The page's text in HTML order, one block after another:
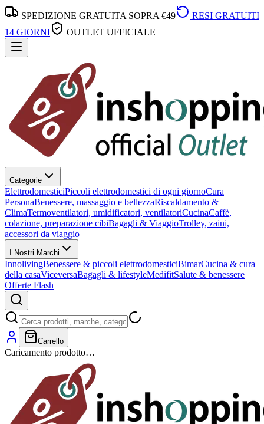
SPEDIZIONE GRATUITA SOPRA €49
RESI GRATUITI
14 GIORNI
OUTLET UFFICIALE
Categorie
ElettrodomesticiPiccoli elettrodomestici di ogni giornoCura
PersonaBenessere, massaggio e bellezzaRiscaldamento &
ClimaTermoventilatori, umidificatori, ventilatoriCucinaCaffè,
colazione, preparazione cibiBagagli & ViaggioTrolley, zaini,
accessori da viaggio
I Nostri Marchi
InnolivingBenessere & piccoli elettrodomesticiBimarCucina & cura
della casaViceversaBagagli & lifestyleMedifitSalute & benessere
Offerte Flash
Carrello
Caricamento prodotto…